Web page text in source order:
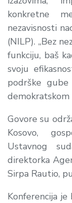
konkretne
nezavisnosti
(NILP). „Bez
funkciju, baš
svoju
podrške
demokratskom
Govore su
Kosovo,
Ustavnog
direktorka
Sirpa Rautio,
Konferencija